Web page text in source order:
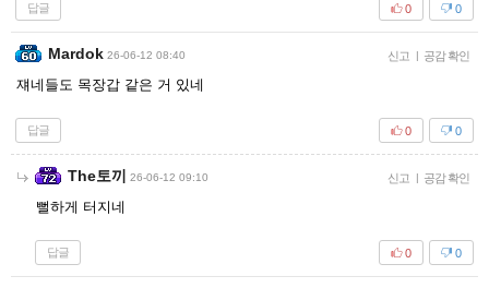
답글 0
0
Mardok 26-06-12 08:40 신고 | 공감 확인
쟤네들도 목장갑 같은 거 있네
답글 0
0
The토끼 26-06-12 09:10 신고 | 공감 확인
뻘하게 터지네
답글 0
0